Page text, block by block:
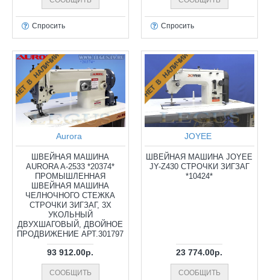
Спросить Спросить
НЕТ В НАЛИЧИИ
Aurora
ШВЕЙНАЯ МАШИНА
AURORA A-2533 *20374*
ПРОМЫШЛЕННАЯ
ШВЕЙНАЯ МАШИНА
ЧЕЛНОЧНОГО СТЕЖКА
СТРОЧКИ ЗИГЗАГ, 3Х
УКОЛЬНЫЙ
ДВУХШАГОВЫЙ, ДВОЙНОЕ
ПРОДВИЖЕНИЕ АРТ.301797
93 912.00р.
СООБЩИТЬ
НЕТ В НАЛИЧИИ
JOYEE
ШВЕЙНАЯ МАШИНА JOYEE
JY-Z430 СТРОЧКИ ЗИГЗАГ
*10424*
23 774.00р.
СООБЩИТЬ